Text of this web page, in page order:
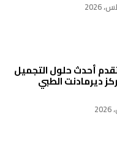
أحدث حلول التجميل
ديرمادنت الطبي